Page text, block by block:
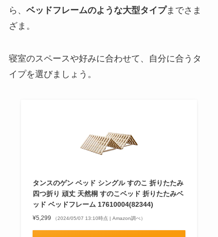
ら、 ベッドフレームのような大型タイプまでさま
ざま。
寝室のスペースや好みに合わせて、自分に合うタ
イプを選びましょう。
タンスのゲン ベッド シングル すのこ 折りたたみ
四つ折り 頑丈 天然桐 すのこベッド 折りたたみベ
ッド ベッドフレーム 17610004(82344)
¥5,299 （2024/05/07 13:10時点 | Amazon調べ）